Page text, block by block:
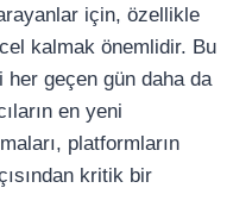
için, özellikle
kalmak önemlidir. Bu
her geçen gün daha da
en yeni
platformların
kritik bir